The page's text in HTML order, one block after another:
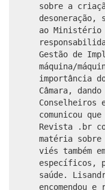
sobre a
desoneração,
ao Ministério
Gestão de
máquina/
importância
Câmara,
Conselheiros
comunicou
Revista .br
matéria
viés também
específicos,
saúde.
encomendou